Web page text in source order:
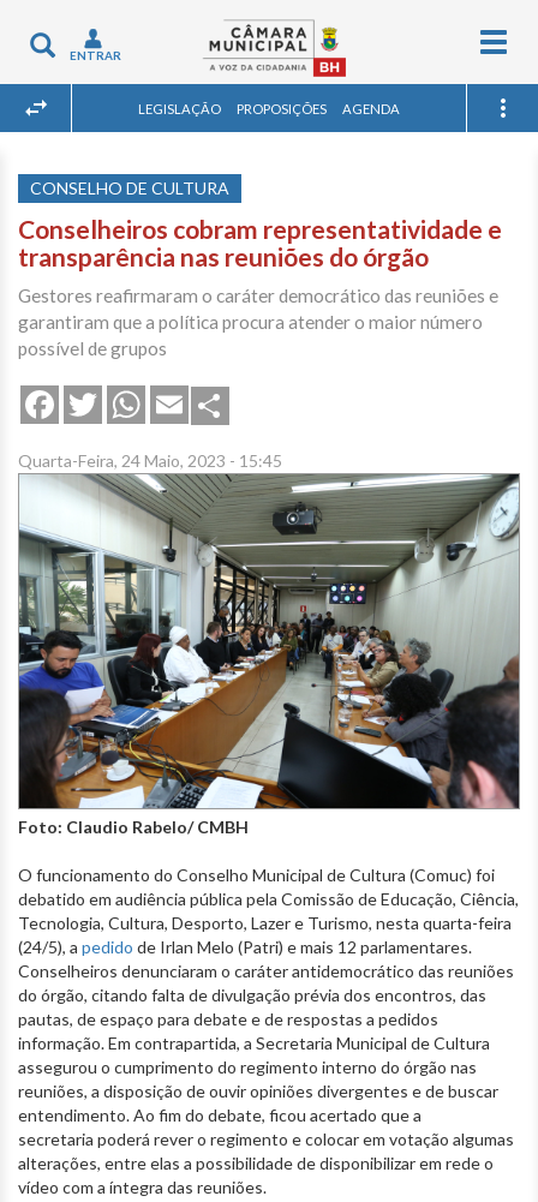
Toggle
navigation
ENTRAR
LEGISLAÇÃO PROPOSIÇÕES AGENDA
CONSELHO DE CULTURA
Conselheiros cobram representatividade e
transparência nas reuniões do órgão
Gestores reafirmaram o caráter democrático das reuniões e
garantiram que a política procura atender o maior número
possível de grupos
FacebookTwitterWhatsApp
Email
Quarta-Feira, 24 Maio, 2023 - 15:45
Foto: Claudio Rabelo/ CMBH
O funcionamento do Conselho Municipal de Cultura (Comuc) foi
debatido em audiência pública pela Comissão de Educação, Ciência,
Tecnologia, Cultura, Desporto, Lazer e Turismo, nesta quarta-feira
(24/5), a pedido de Irlan Melo (Patri) e mais 12 parlamentares.
Conselheiros denunciaram o caráter antidemocrático das reuniões
do órgão, citando falta de divulgação prévia dos encontros, das
pautas, de espaço para debate e de respostas a pedidos
informação. Em contrapartida, a Secretaria Municipal de Cultura
assegurou o cumprimento do regimento interno do órgão nas
reuniões, a disposição de ouvir opiniões divergentes e de buscar
entendimento. Ao fim do debate, ficou acertado que a
secretaria poderá rever o regimento e colocar em votação algumas
alterações, entre elas a possibilidade de disponibilizar em rede o
vídeo com a íntegra das reuniões.